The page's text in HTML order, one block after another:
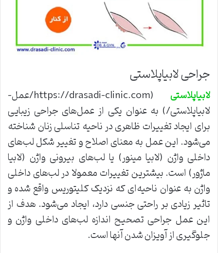
جراحی لابیاپلاستی
لابیاپلاستی
(https://drasadi-clinic.com/عمل-
لابیاپلاستی/) به عنوان یکی از عمل‌های جراحی زیبایی
برای ایجاد تغییرات ظاهری در ناحیه تناسلی زنان شناخته
می‌شود. این عمل به معنای اصلاح و تغییر شکل لب‌های
داخلی واژن (لابیا مینور) یا لب‌های بیرونی واژن (لابیا
ماژور) است. بیشترین تغییرات معمولا در لب‌های داخلی
واژن به عنوان ناحیه‌ای که نزدیک کلیتوریس واقع شده و
تاثیر زیادی بر راحتی جنسی دارد، ایجاد می‌شود. هدف از
این عمل جراحی تصحیح اندازه لب‌های داخلی واژن و
جلوگیری از آویزان شدن آنها است.